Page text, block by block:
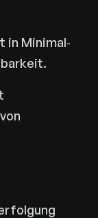
Minimal‑